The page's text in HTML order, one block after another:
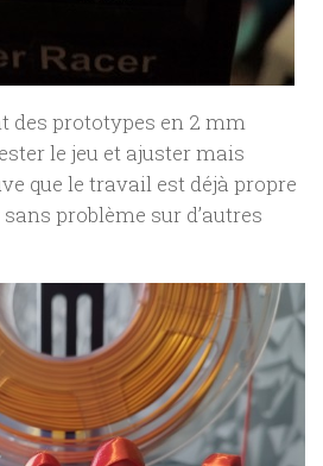
des prototypes en 2 mm
le jeu et ajuster mais
que le travail est déjà propre
problème sur d’autres